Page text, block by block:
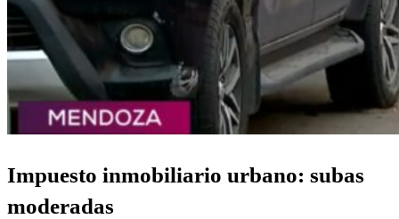
Impuesto inmobiliario urbano: subas
moderadas